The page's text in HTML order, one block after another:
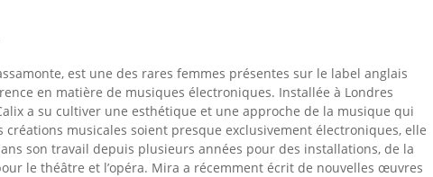
est une des rares femmes présentes sur le label anglais
en matière de musiques électroniques. Installée à Londres
a su cultiver une esthétique et une approche de la musique qui
créations musicales soient presque exclusivement électroniques, elle
son travail depuis plusieurs années pour des installations, de la
le théâtre et l’opéra. Mira a récemment écrit de nouvelles œuvres